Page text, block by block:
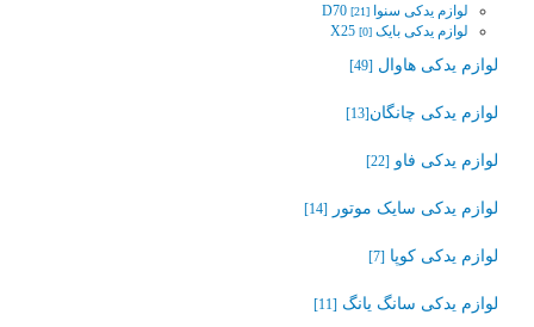
لوازم یدکی سنوا D70 [21]
لوازم یدکی بایک X25 [0]
لوازم یدکی هاوال [49]
لوازم یدکی چانگان‬‎[13]
لوازم یدکی فاو [22]
لوازم یدکی سایک موتور [14]
لوازم یدکی کوپا [7]
لوازم یدکی سانگ یانگ [11]